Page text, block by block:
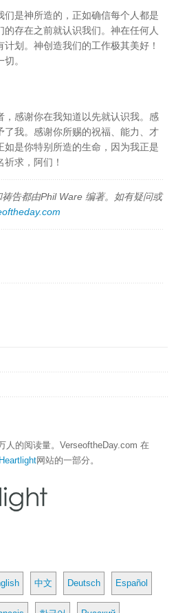
们是神所造的，正如确信每个人都是
存在之前就认识我们。神在任何人
划。神创造我们的工作极其美好！
。
，感谢你在我知道以先就认识我。感
了我。感谢你所赐的祝福、能力、才
如是你特别所造的生命，因为我正是
求，阿们！
告都由Phil Ware 编著。如有疑问或
人的阅读量。VerseoftheDay.com 在
Heartlight网站的一部分。
中文 Deutsch Español